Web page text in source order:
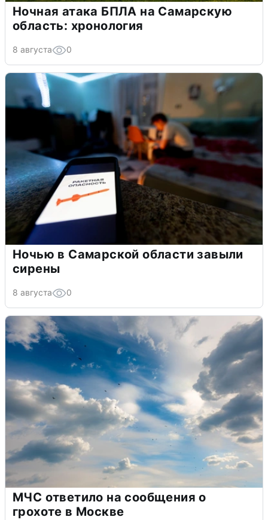
Ночная атака БПЛА на Самарскую
область: хронология
8 августа 0
Ночью в Самарской области завыли
сирены
8 августа 0
МЧС ответило на сообщения о
грохоте в Москве